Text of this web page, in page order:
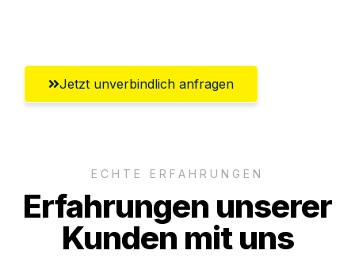
Jetzt unverbindlich anfragen
ECHTE ERFAHRUNGEN
Erfahrungen unserer
Kunden mit uns